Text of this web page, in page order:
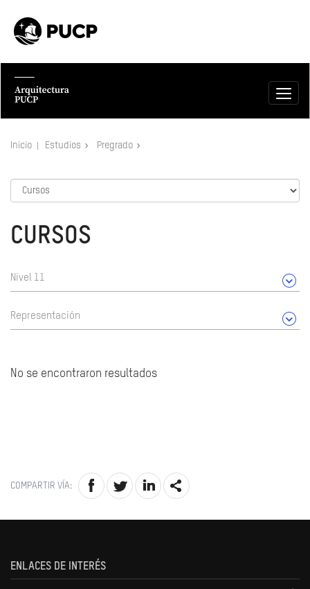
Inicio Estudios Pregrado
CURSOS
Nivel 11
Representación
No se encontraron resultados
COMPARTIR VÍA:
ENLACES DE INTERÉS